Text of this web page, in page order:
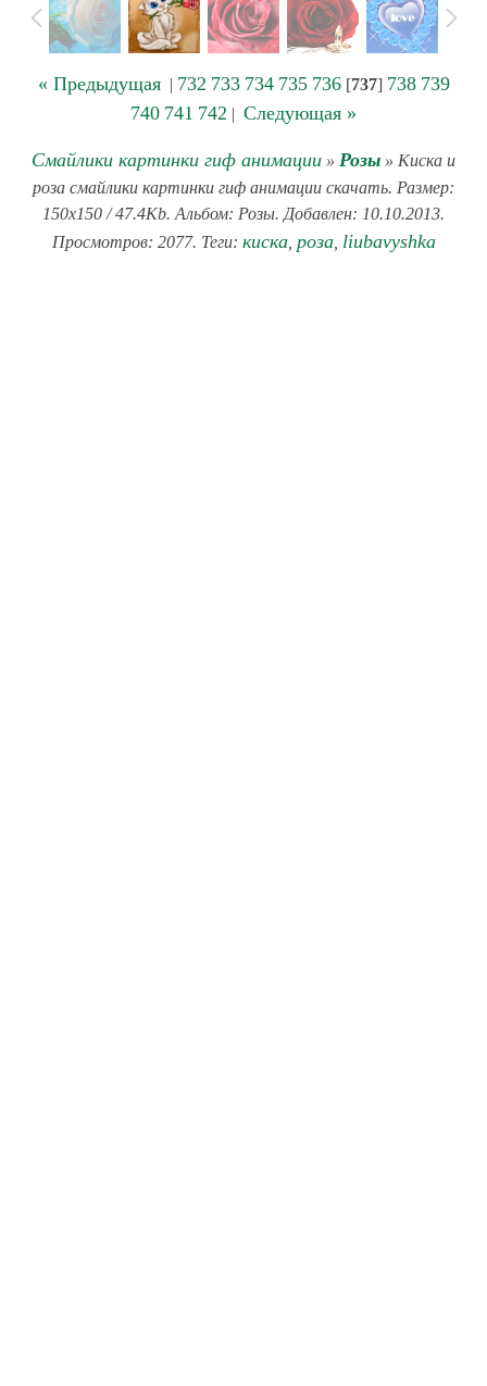
« Предыдущая| 732 733 734 735 736[737] 738 739
740 741 742 | Следующая »
Смайлики картинки гиф анимации » Розы » Киска и
роза смайлики картинки гиф анимации скачать. Размер:
150x150 / 47.4Kb. Альбом: Розы. Добавлен: 10.10.2013.
Просмотров: 2077. Теги: киска, роза, liubavyshka